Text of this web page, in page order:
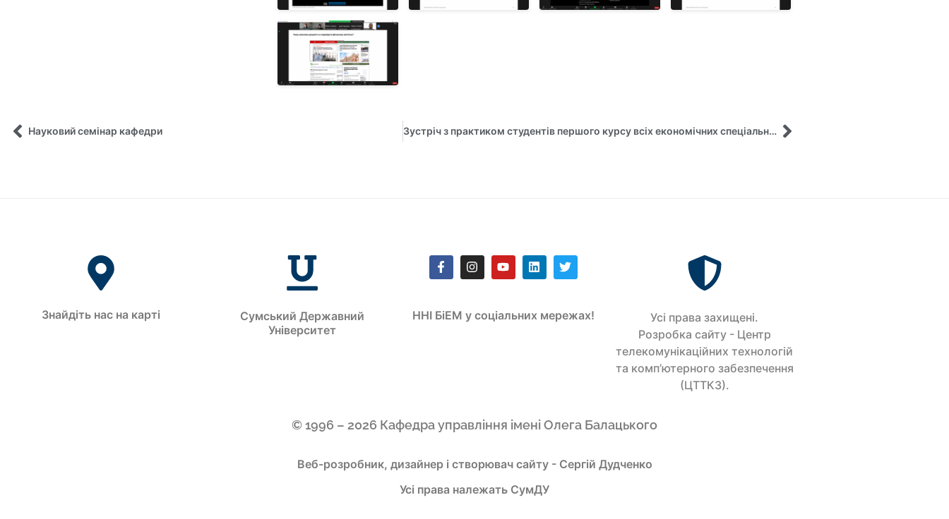
Науковий семінар кафедри Зустріч з практиком студентів першого курсу всіх економічних спеціальностей
Знайдіть нас на карті
Сумський Державний
Університет
ННІ БіЕМ у соціальних мережах!
Усi права захищенi.
Розробка сайту - Центр
телекомунікаційних технологій
та комп’ютерного забезпечення
(ЦТТКЗ).
© 1996 – 2026 Кафедра управління імені Олега Балацького
Веб-розробник, дизайнер і створювач сайту - Сергій Дудченко
Усі права належать СумДУ